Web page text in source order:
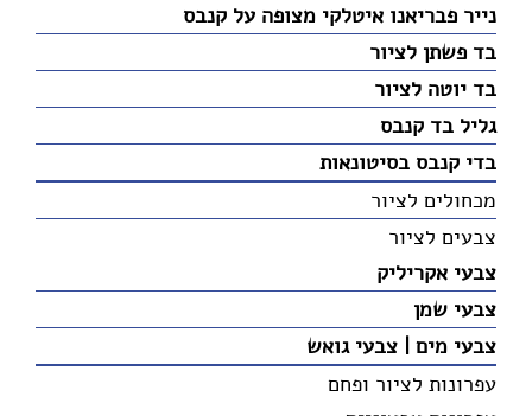
נייר פבריאנו איטלקי מצופה על קנבס
בד פשתן לציור
בד יוטה לציור
גליל בד קנבס
בדי קנבס בסיטונאות
מכחולים לציור
צבעים לציור
צבעי אקריליק
צבעי שמן
צבעי מים | צבעי גואש
עפרונות לציור ופחם